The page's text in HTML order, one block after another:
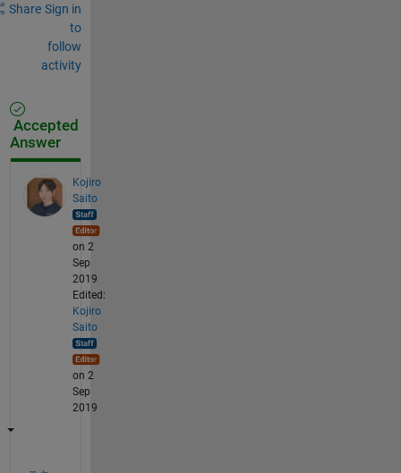
Share Sign in
to
follow
activity
Accepted
Answer
Kojiro
Saito
on 2
Sep
2019
Edited:
Kojiro
Saito
on 2
Sep
2019